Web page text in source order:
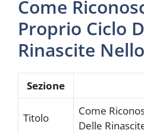
Come
Proprio Ciclo
Rinascite
Sezione
Titolo
Come
Delle